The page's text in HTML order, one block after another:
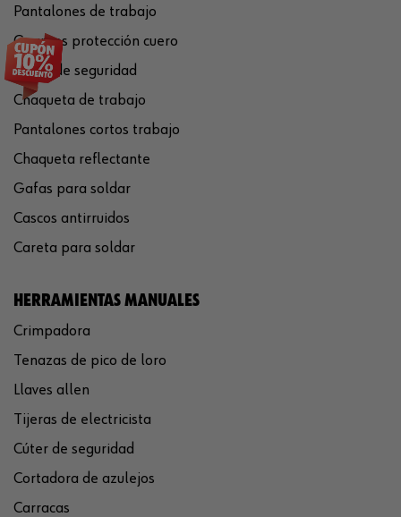
Pantalones de trabajo
Guantes protección cuero
Casco de seguridad
Chaqueta de trabajo
Pantalones cortos trabajo
Chaqueta reflectante
Gafas para soldar
Cascos antirruidos
Careta para soldar
HERRAMIENTAS MANUALES
Crimpadora
Tenazas de pico de loro
Llaves allen
Tijeras de electricista
Cúter de seguridad
Cortadora de azulejos
Carracas